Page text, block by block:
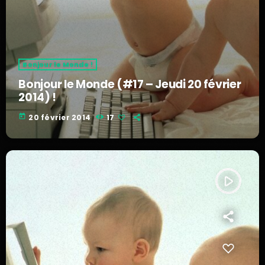
Bonjour le Monde !
Bonjour le Monde (#17 – Jeudi 20 février
2014) !
today 20 février 2014 17
play_arrow